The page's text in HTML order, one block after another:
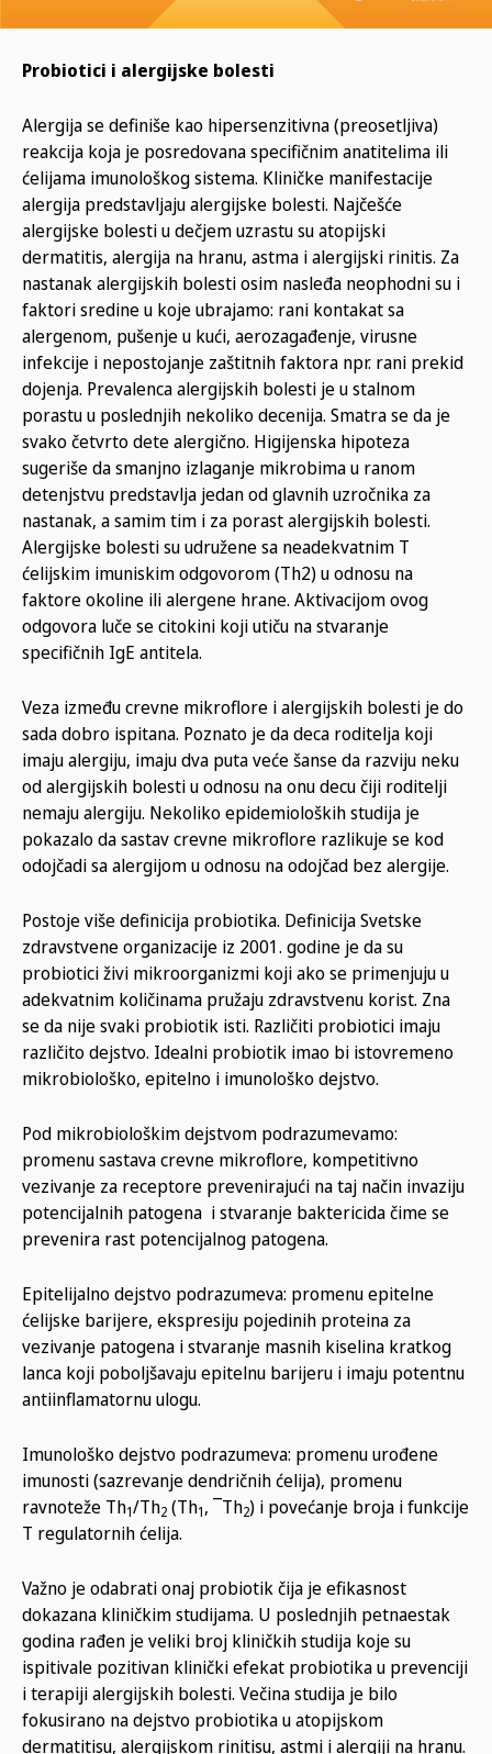
Probiotici i alergijske bolesti
Alergija se definiše kao hipersenzitivna (preosetljiva)
reakcija koja je posredovana specifičnim anatitelima ili
ćelijama imunološkog sistema. Kliničke manifestacije
alergija predstavljaju alergijske bolesti. Najčešće
alergijske bolesti u dečjem uzrastu su atopijski
dermatitis, alergija na hranu, astma i alergijski rinitis. Za
nastanak alergijskih bolesti osim nasleđa neophodni su i
faktori sredine u koje ubrajamo: rani kontakat sa
alergenom, pušenje u kući, aerozagađenje, virusne
infekcije i nepostojanje zaštitnih faktora npr. rani prekid
dojenja. Prevalenca alergijskih bolesti je u stalnom
porastu u poslednjih nekoliko decenija. Smatra se da je
svako četvrto dete alergično. Higijenska hipoteza
sugeriše da smanjno izlaganje mikrobima u ranom
detenjstvu predstavlja jedan od glavnih uzročnika za
nastanak, a samim tim i za porast alergijskih bolesti.
Alergijske bolesti su udružene sa neadekvatnim T
ćelijskim imuniskim odgovorom (Th2) u odnosu na
faktore okoline ili alergene hrane. Aktivacijom ovog
odgovora luče se citokini koji utiču na stvaranje
specifičnih IgE antitela.
Veza između crevne mikroflore i alergijskih bolesti je do
sada dobro ispitana. Poznato je da deca roditelja koji
imaju alergiju, imaju dva puta veće šanse da razviju neku
od alergijskih bolesti u odnosu na onu decu čiji roditelji
nemaju alergiju. Nekoliko epidemioloških studija je
pokazalo da sastav crevne mikroflore razlikuje se kod
odojčadi sa alergijom u odnosu na odojčad bez alergije.
Postoje više definicija probiotika. Definicija Svetske
zdravstvene organizacije iz 2001. godine je da su
probiotici živi mikroorganizmi koji ako se primenjuju u
adekvatnim količinama pružaju zdravstvenu korist. Zna
se da nije svaki probiotik isti. Različiti probiotici imaju
različito dejstvo. Idealni probiotik imao bi istovremeno
mikrobiološko, epitelno i imunološko dejstvo.
Pod mikrobiološkim dejstvom podrazumevamo:
promenu sastava crevne mikroflore, kompetitivno
vezivanje za receptore prevenirajući na taj način invaziju
potencijalnih patogena i stvaranje baktericida čime se
prevenira rast potencijalnog patogena.
Epitelijalno dejstvo podrazumeva: promenu epitelne
ćelijske barijere, ekspresiju pojedinih proteina za
vezivanje patogena i stvaranje masnih kiselina kratkog
lanca koji poboljšavaju epitelnu barijeru i imaju potentnu
antiinflamatornu ulogu.
Imunološko dejstvo podrazumeva: promenu urođene
imunosti (sazrevanje dendričnih ćelija), promenu
ravnoteže Th1/Th2 (­Th1, ¯Th2) i povećanje broja i funkcije
T regulatornih ćelija.
Važno je odabrati onaj probiotik čija je efikasnost
dokazana kliničkim studijama. U poslednjih petnaestak
godina rađen je veliki broj kliničkih studija koje su
ispitivale pozitivan klinički efekat probiotika u prevenciji
i terapiji alergijskih bolesti. Večina studija je bilo
fokusirano na dejstvo probiotika u atopijskom
dermatitisu, alergijskom rinitisu, astmi i alergiji na hranu.